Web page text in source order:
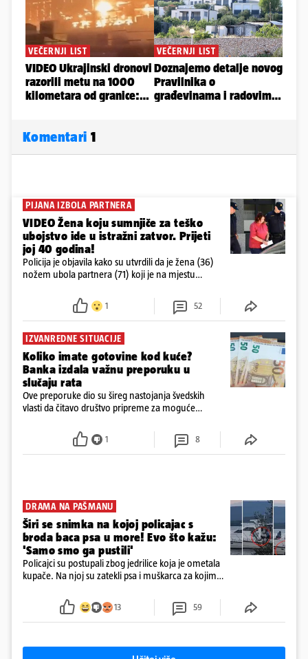
Komentari 1
PIJANA IZBOLA PARTNERA
VIDEO Žena koju sumnjiče za teško
ubojstvo ide u istražni zatvor. Prijeti
joj 40 godina!
Policija je objavila kako su utvrdili da je žena (36)
nožem ubola partnera (71) koji je na mjestu
ispitali i poslali u istražni zatvor
1 52
IZVANREDNE SITUACIJE
Koliko imate gotovine kod kuće?
Banka izdala važnu preporuku u
slučaju rata
Ove preporuke dio su šireg nastojanja švedskih
vlasti da čitavo društvo pripreme za moguće
1 8
DRAMA NA PAŠMANU
Širi se snimka na kojoj policajac s
broda baca psa u more! Evo što kažu:
'Samo smo ga pustili'
Policajci su postupali zbog jedrilice koja je ometala
kupače. Na njoj su zatekli psa i muškarca za kojim
ga uhitili, a psa je preuzeo komunalni redar
13 59